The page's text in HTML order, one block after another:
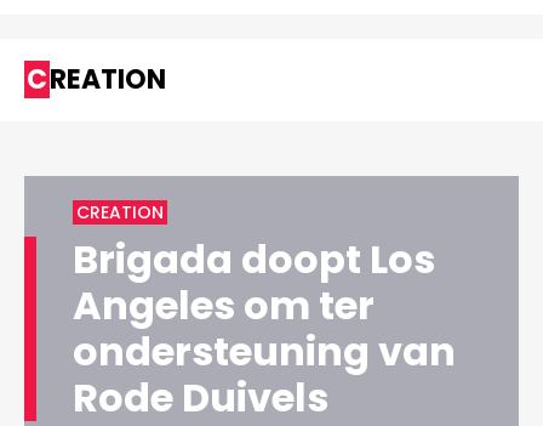
CREATION
CREATION
Brigada doopt Los
Angeles om ter
ondersteuning van
Rode Duivels